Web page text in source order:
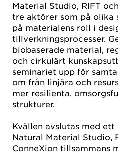
Material Studio, RIFT
tre aktörer som på olika
på materialens roll i
tillverkningsprocesser.
biobaserade material,
och cirkulärt
seminariet upp för
om från linjära och
mer resilienta,
strukturer.
Kvällen avslutas med ett
Natural Material Studio,
ConneXion tillsammans